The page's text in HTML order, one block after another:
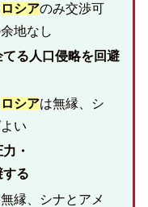
ロシアのみ交渉可
地なし
る人口侵略を回避
ロシアは無縁、シ
い
・
する
縁、シナとアメ